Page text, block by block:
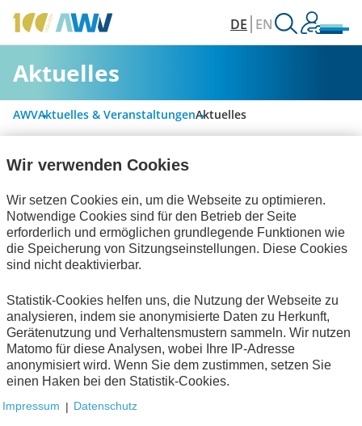
DE EN
Aktuelles
AWVAktuelles & VeranstaltungenAktuelles
Personalwirtschaft
Informationswirtschaft
Technische Standards
Publikationen
Keine Nachrichten verfügbar.
Wir verwenden Cookies
Wir setzen Cookies ein, um die Webseite zu optimieren.
Notwendige Cookies sind für den Betrieb der Seite
erforderlich und ermöglichen grundlegende Funktionen wie
die Speicherung von Sitzungseinstellungen. Diese Cookies
sind nicht deaktivierbar.
Statistik-Cookies helfen uns, die Nutzung der Webseite zu
analysieren, indem sie anonymisierte Daten zu Herkunft,
Gerätenutzung und Verhaltensmustern sammeln. Wir nutzen
Matomo für diese Analysen, wobei Ihre IP-Adresse
anonymisiert wird. Wenn Sie dem zustimmen, setzen Sie
einen Haken bei den Statistik-Cookies.
Impressum | Datenschutz